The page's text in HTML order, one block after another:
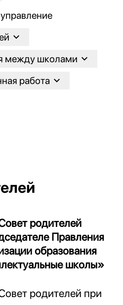
между школами
работа
родителей
Правления
образования
школы»
родителей при